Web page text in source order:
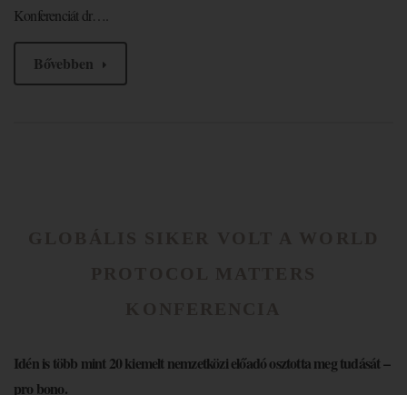
Konferenciát dr….
Bővebben
Idén is több mint 20 kiemelt nemzetközi előadó osztotta meg tudását –
pro bono.